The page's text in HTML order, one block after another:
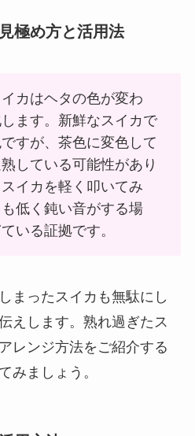
極め方と活用法
カはヘタの色が変わ
ます。新鮮なスイカで
すが、茶色に変色して
している可能性があり
イカを軽く叩いてみ
低く鈍い音がする場
いる証拠です。
まったスイカも無駄にし
えします。熟れ過ぎたス
レンジ方法をご紹介する
みましょう。